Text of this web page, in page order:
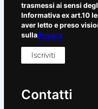
trasmessi ai sensi
Informativa ex art.10
aver letto e preso
sullaPrivacy
Contatti